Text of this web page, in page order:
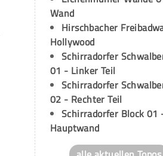
Wand
Hirschbacher
Hollywood
Schirradorfer
01 - Linker Teil
Schirradorfer
02 - Rechter Teil
Schirradorfer Block 01
Hauptwand